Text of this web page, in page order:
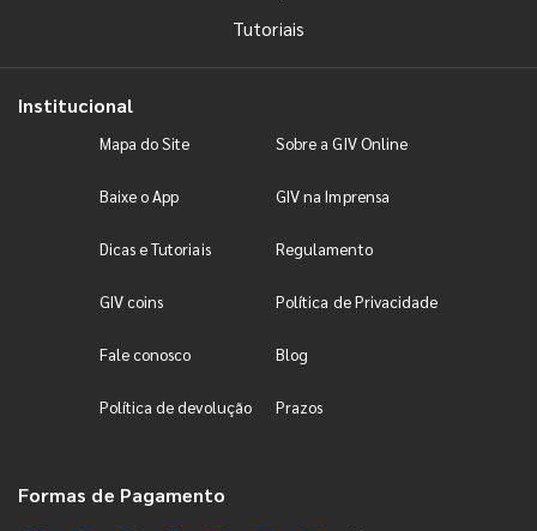
Tutoriais
Institucional
Mapa do Site Sobre a GIV Online
Baixe o App GIV na Imprensa
Dicas e Tutoriais Regulamento
GIV coins Política de Privacidade
Fale conosco Blog
Política de devolução Prazos
Formas de Pagamento